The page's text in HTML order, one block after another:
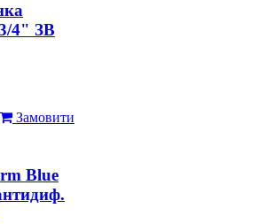
4" ЗВ
Замовити
Blue